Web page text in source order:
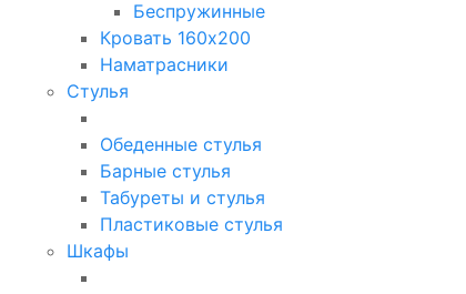
Беспружинные
Кровать 160х200
Наматрасники
Стулья
Обеденные стулья
Барные стулья
Табуреты и стулья
Пластиковые стулья
Шкафы